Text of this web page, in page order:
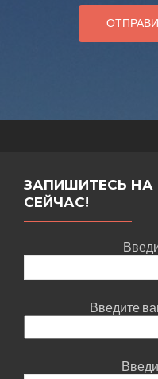
ЗАПИШИТЕСЬ
СЕЙЧАС!
Введите